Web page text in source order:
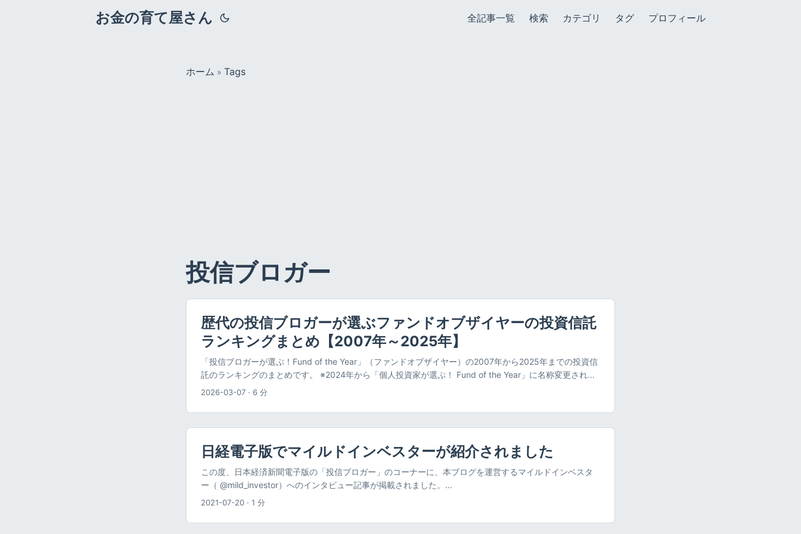
お金の育て屋さん 全記事一覧 検索 カテゴリ タグ プロフィール
ホーム » Tags
投信ブロガー
歴代の投信ブロガーが選ぶファンドオブザイヤーの投資信託
ランキングまとめ【2007年～2025年】
「投信ブロガーが選ぶ！Fund of the Year」（ファンドオブザイヤー）の2007年から2025年までの投資信
託のランキングのまとめです。 ※2024年から「個人投資家が選ぶ！ Fund of the Year」に名称変更されま
した。 以下のデータやグラフがまとまっています。 それぞれの年の投資信託ランキング 投資信託のランキ
資家ブロガーの間で人気の投資信託が、このページを見ればわかります。**また、年を追うごとにどのよ
うな投資先が人気だったのか、**グラフを使ってわかりやすく表示しています。**ぜひご覧ください。
「投信ブロガーが選ぶ！Fund of the Year」は、投資信託に投資する個人ブロガーがそれぞれの支持するフ
ァンド（投資信託）を選び、投票して毎年ランキングを発表するというものです。 投票は2007年から毎年
１回実施されており、年々盛り上がりを増しています。 昨今は、個人投資家が投資先を選ぶ際の参考情報
にとどまらず、投資信託の運用会社にも注目されており、ファンドの競争や新商品開発にある程度寄与し
ているものと思われます。 以下公式サイトより引用です。 投資信託について一般投資家の目線でつねに考
2026-03-07 · 6 分
日経電子版でマイルドインベスターが紹介されました
この度、日本経済新聞電子版の「投信ブロガー」のコーナーに、本ブログを運営するマイルドインベスタ
ー（ @mild_investor）へのインタビュー記事が掲載されました。
https://www.nikkei.com/article/DGXZQOUB00005_U1A710C2000000/ 記事の内容と掲載された感想 記
資を始めようとして騙されてお金を失ったこと その後、投資からは離れていたこと 結婚をきっかけにイン
2021-07-20 · 1 分